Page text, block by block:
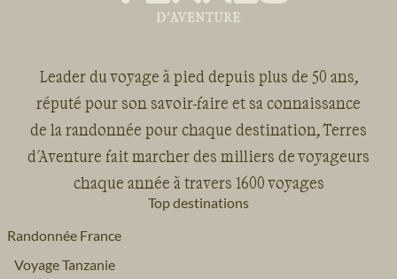
Leader du voyage à pied depuis plus de 50 ans,
réputé pour son savoir-faire et sa connaissance
de la randonnée pour chaque destination, Terres
d'Aventure fait marcher des milliers de voyageurs
chaque année à travers 1600 voyages
Top destinations
Randonnée France
Voyage Tanzanie